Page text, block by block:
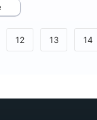
12 13 14